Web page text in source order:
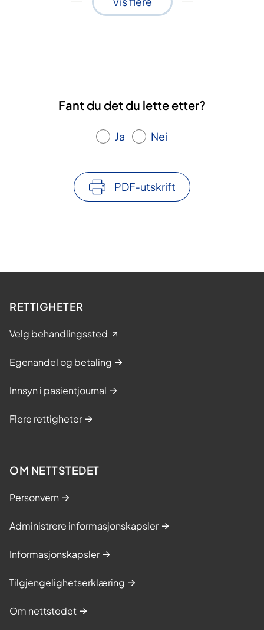
Fant du det du lette etter?
Ja Nei
PDF-utskrift
RETTIGHETER
Velg behandlingssted
Egenandel og betaling
Innsyn i pasientjournal
Flere rettigheter
OM NETTSTEDET
Personvern
Administrere informasjonskapsler
Informasjonskapsler
Tilgjengelighetserklæring
Om nettstedet